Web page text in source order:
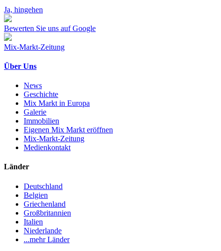
Ja, hingehen
Bewerten Sie uns auf Google
Mix-Markt-Zeitung
Über Uns
News
Geschichte
Mix Markt in Europa
Galerie
Immobilien
Eigenen Mix Markt eröffnen
Mix-Markt-Zeitung
Medienkontakt
Länder
Deutschland
Belgien
Griechenland
Großbritannien
Italien
Niederlande
...mehr Länder